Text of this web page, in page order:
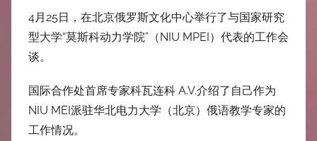
中
心
4月25日，在北京俄罗斯文化中心举行了与国家研究
型大学“莫斯科动力学院”（NIU MPEI）代表的工作会
谈。
国际合作处首席专家科瓦连科 A.V.介绍了自己作为
NIU MEI派驻华北电力大学（北京）俄语教学专家的
工作情况。